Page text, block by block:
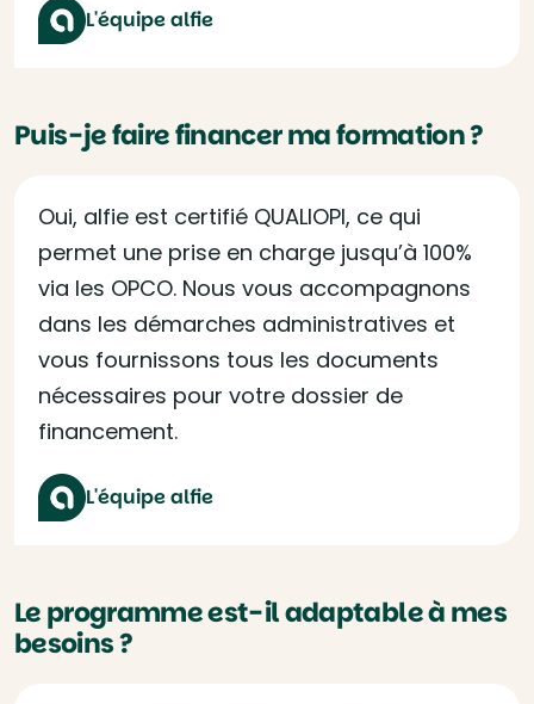
L'équipe alfie
Puis-je faire financer ma formation ?
Oui, alfie est certifié QUALIOPI, ce qui
permet une prise en charge jusqu’à 100%
via les OPCO. Nous vous accompagnons
dans les démarches administratives et
vous fournissons tous les documents
nécessaires pour votre dossier de
financement.
L'équipe alfie
Le programme est-il adaptable à mes
besoins ?